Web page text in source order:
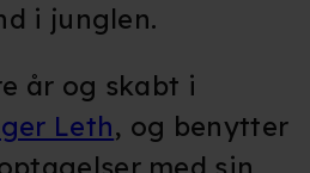
i junglen.
år og skabt i
Leth, og benytter